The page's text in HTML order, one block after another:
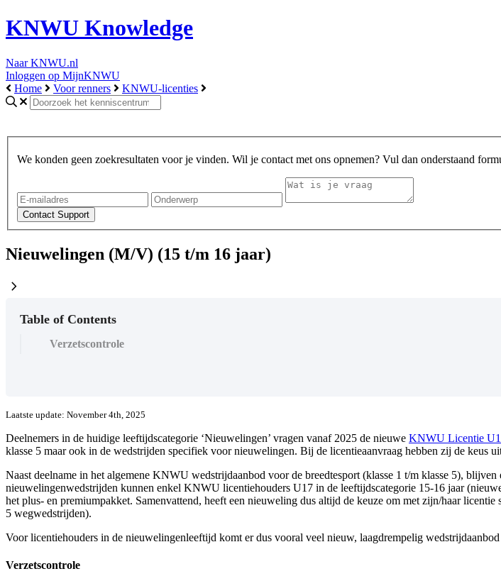
KNWU Knowledge
Naar KNWU.nl
Inloggen op MijnKNWU
Home
Voor renners KNWU-licenties
We konden geen zoekresultaten voor je vinden. Wil je contact met ons opnemen? Vul dan onderstaand
Nieuwelingen (M/V) (15 t/m 16 jaar)
chevron_right
Table of Contents
Verzetscontrole
Laatste update: November 4th, 2025
Deelnemers in de huidige leeftijdscategorie ‘Nieuwelingen’ vragen vanaf 2025 de nieuwe KNWU Licentie
klasse 5 maar ook in de wedstrijden specifiek voor nieuwelingen. Bij de licentieaanvraag hebben zij de keus
Naast deelname in het algemene KNWU wedstrijdaanbod voor de breedtesport (klasse 1 t/m klasse 5),
nieuwelingenwedstrijden kunnen enkel KNWU licentiehouders U17 in de leeftijdscategorie 15-16 jaar
het plus- en premiumpakket. Samenvattend, heeft een nieuweling dus altijd de keuze om met zijn/haar
5 wegwedstrijden).
Voor licentiehouders in de nieuwelingenleeftijd komt er dus vooral veel nieuw, laagdrempelig
Verzetscontrole